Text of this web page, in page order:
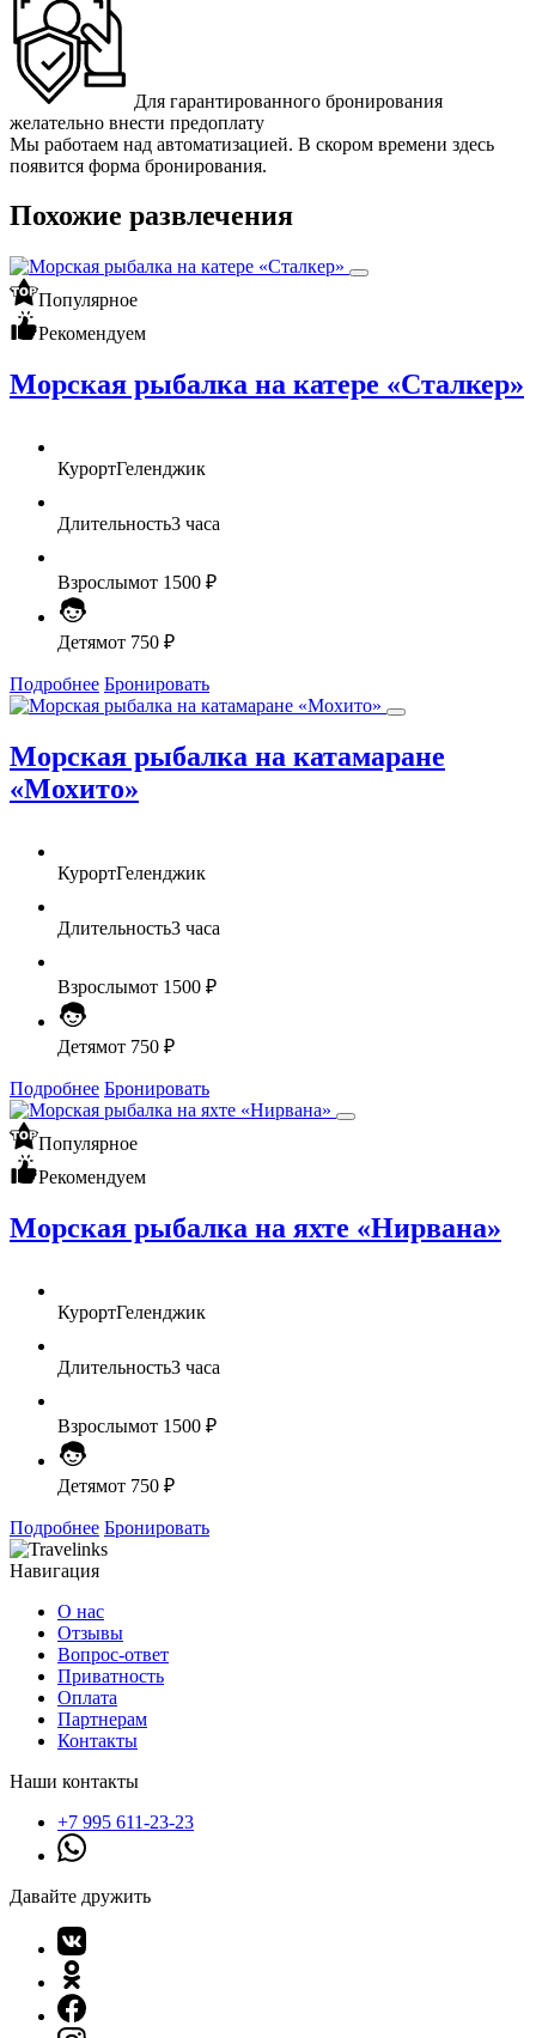
Для гарантированного бронирования
желательно внести предоплату
Мы работаем над автоматизацией. В скором времени здесь
появится форма бронирования.
Похожие развлечения
Популярное
Рекомендуем
Морская рыбалка на катере «Сталкер»
КурортГеленджик
Длительность3 часа
Взрослымот 1500 ₽
Детямот 750 ₽
Подробнее Бронировать
Морская рыбалка на катамаране
«Мохито»
КурортГеленджик
Длительность3 часа
Взрослымот 1500 ₽
Детямот 750 ₽
Подробнее Бронировать
Популярное
Рекомендуем
Морская рыбалка на яхте «Нирвана»
КурортГеленджик
Длительность3 часа
Взрослымот 1500 ₽
Детямот 750 ₽
Подробнее Бронировать
Навигация
О нас
Отзывы
Вопрос-ответ
Приватность
Оплата
Партнерам
Контакты
Наши контакты
+7 995 611-23-23
Давайте дружить